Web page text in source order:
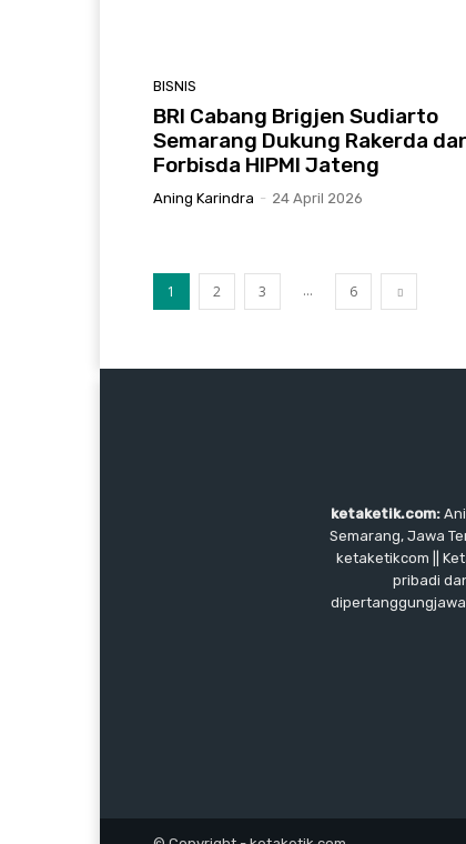
BISNIS
BRI Cabang Brigjen Sudiarto
Semarang Dukung Rakerda
Forbisda HIPMI Jateng
Aning Karindra - 24 April 2026
1 2 3 ... 6
ketaketik.com:
Semarang, Jawa
ketaketikcom ||
pribadi